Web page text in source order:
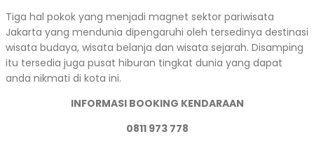
Tiga hal pokok yang menjadi magnet sektor pariwisata
Jakarta yang mendunia dipengaruhi oleh tersedinya destinasi
wisata budaya, wisata belanja dan wisata sejarah. Disamping
itu tersedia juga pusat hiburan tingkat dunia yang dapat
anda nikmati di kota ini.
INFORMASI BOOKING KENDARAAN
0811 973 778